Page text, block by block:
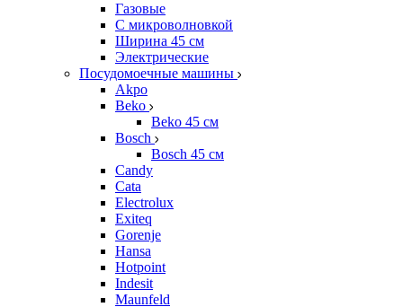
Газовые
С микроволновкой
Ширина 45 см
Электрические
Посудомоечные машины
Akpo
Beko
Beko 45 см
Bosch
Bosch 45 см
Candy
Cata
Electrolux
Exiteq
Gorenje
Hansa
Hotpoint
Indesit
Maunfeld